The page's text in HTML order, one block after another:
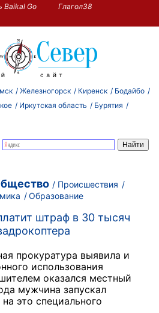
Baikal Go
Глагол38
Железногорск Киренск
Бодайбо
Иркутская область
Бурятия
Происшествия
Образование
штраф в 30 тысяч
прокуратура выявила и
использования
оказался местный
мужчина запускал
это специального